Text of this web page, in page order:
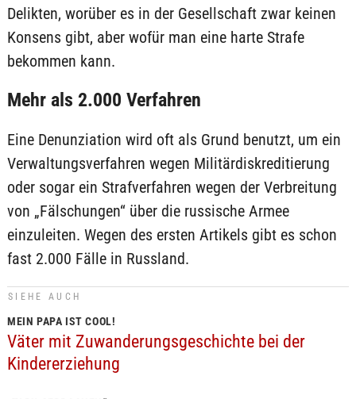
Delikten, worüber es in der Gesellschaft zwar keinen
Konsens gibt, aber wofür man eine harte Strafe
bekommen kann.
Mehr als 2.000 Verfahren
Eine Denunziation wird oft als Grund benutzt, um ein
Verwaltungsverfahren wegen Militärdiskreditierung
oder sogar ein Strafverfahren wegen der Verbreitung
von „Fälschungen“ über die russische Armee
einzuleiten. Wegen des ersten Artikels gibt es schon
fast 2.000 Fälle in Russland.
SIEHE AUCH
MEIN PAPA IST COOL!
Väter mit Zuwanderungsgeschichte bei der
Kindererziehung